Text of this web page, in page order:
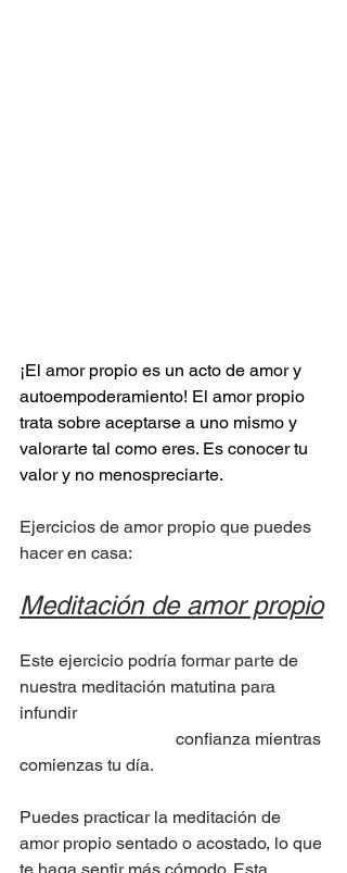
¡El amor propio es un acto de amor y
autoempoderamiento! El amor propio
trata sobre aceptarse a uno mismo y
valorarte tal como eres. Es conocer tu
valor y no menospreciarte.
Ejercicios de amor propio que puedes
hacer en casa:
Meditación de amor propio
Este ejercicio podría formar parte de
nuestra meditación matutina para
infundir
comienzas tu día.
Puedes practicar la meditación de
amor propio sentado o acostado, lo que